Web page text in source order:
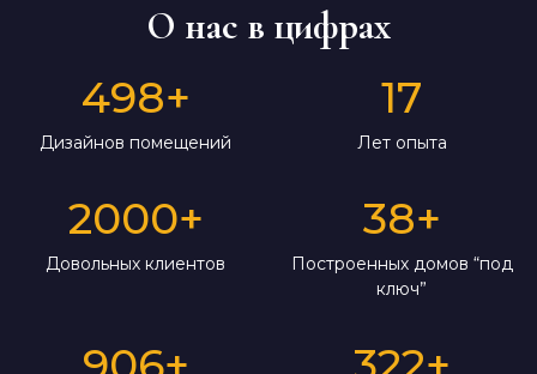
О нас в цифрах
498+
Дизайнов помещений
17
Лет опыта
2000+
Довольных клиентов
38+
Построенных домов “под
ключ”